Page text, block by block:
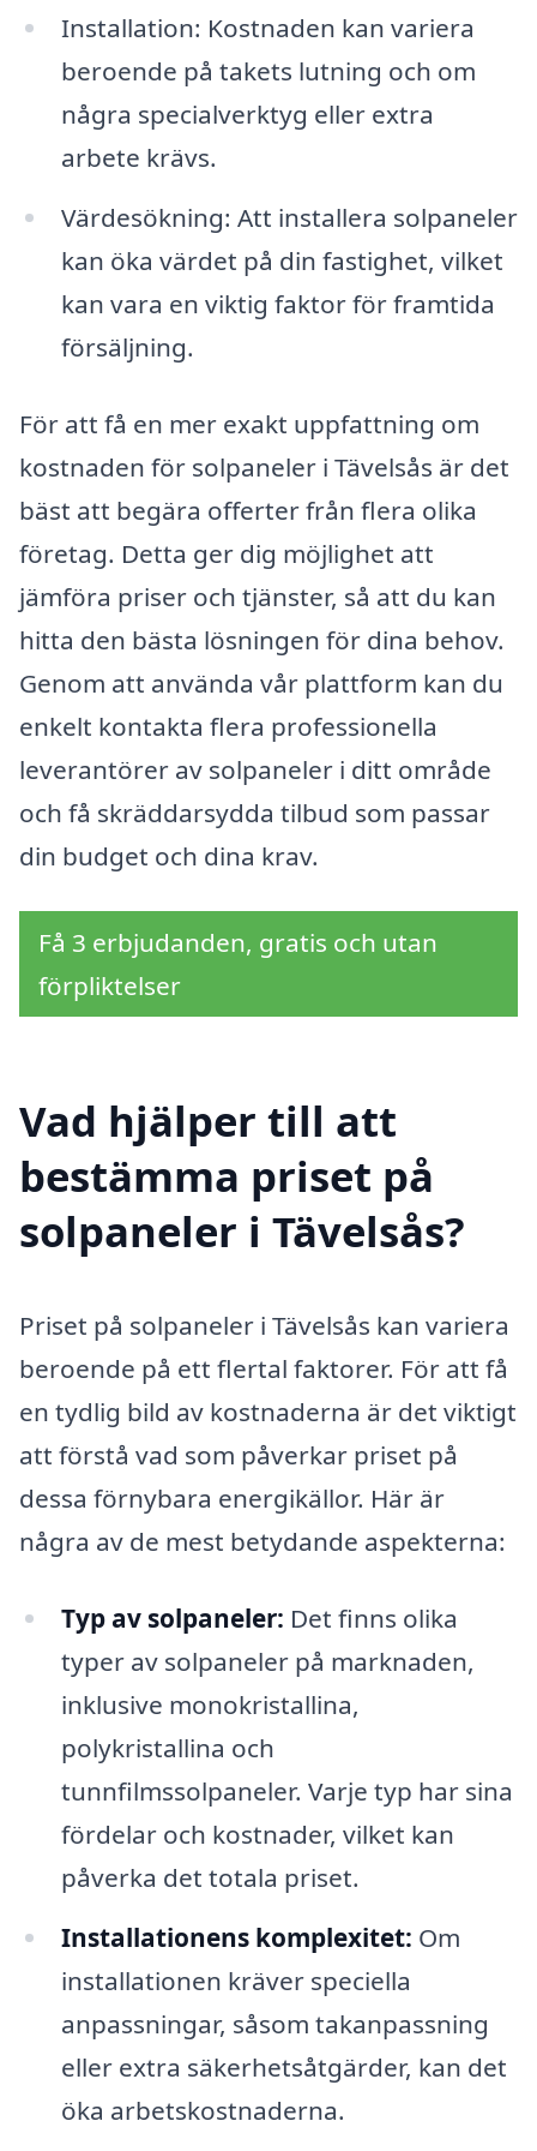
Installation: Kostnaden kan variera
beroende på takets lutning och om
några specialverktyg eller extra
arbete krävs.
Värdesökning: Att installera solpaneler
kan öka värdet på din fastighet, vilket
kan vara en viktig faktor för framtida
försäljning.
För att få en mer exakt uppfattning om
kostnaden för solpaneler i Tävelsås är det
bäst att begära offerter från flera olika
företag. Detta ger dig möjlighet att
jämföra priser och tjänster, så att du kan
hitta den bästa lösningen för dina behov.
Genom att använda vår plattform kan du
enkelt kontakta flera professionella
leverantörer av solpaneler i ditt område
och få skräddarsydda tilbud som passar
din budget och dina krav.
Få 3 erbjudanden, gratis och utan
förpliktelser
Vad hjälper till att
bestämma priset på
solpaneler i Tävelsås?
Priset på solpaneler i Tävelsås kan variera
beroende på ett flertal faktorer. För att få
en tydlig bild av kostnaderna är det viktigt
att förstå vad som påverkar priset på
dessa förnybara energikällor. Här är
några av de mest betydande aspekterna:
Typ av solpaneler: Det finns olika
typer av solpaneler på marknaden,
inklusive monokristallina,
polykristallina och
tunnfilmssolpaneler. Varje typ har sina
fördelar och kostnader, vilket kan
påverka det totala priset.
Installationens komplexitet: Om
installationen kräver speciella
anpassningar, såsom takanpassning
eller extra säkerhetsåtgärder, kan det
öka arbetskostnaderna.